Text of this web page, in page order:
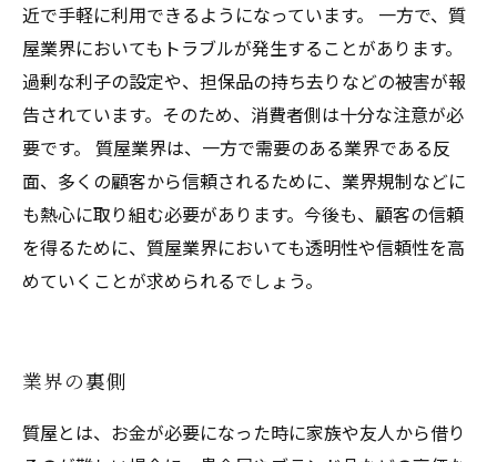
近で手軽に利用できるようになっています。 一方で、質
屋業界においてもトラブルが発生することがあります。
過剰な利子の設定や、担保品の持ち去りなどの被害が報
告されています。そのため、消費者側は十分な注意が必
要です。 質屋業界は、一方で需要のある業界である反
面、多くの顧客から信頼されるために、業界規制などに
も熱心に取り組む必要があります。今後も、顧客の信頼
を得るために、質屋業界においても透明性や信頼性を高
めていくことが求められるでしょう。
業界の裏側
質屋とは、お金が必要になった時に家族や友人から借り